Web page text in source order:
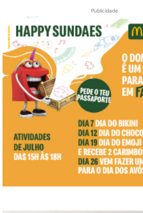
Publicidade